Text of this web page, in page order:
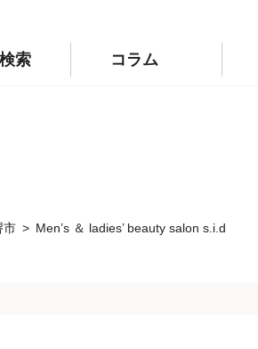
public_html/wp-config.php
索 コラム
市 Men’s ＆ ladies’ beauty salon s.i.d